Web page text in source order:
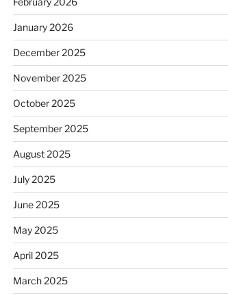
January 2026
December 2025
November 2025
October 2025
September 2025
August 2025
July 2025
June 2025
May 2025
April 2025
March 2025